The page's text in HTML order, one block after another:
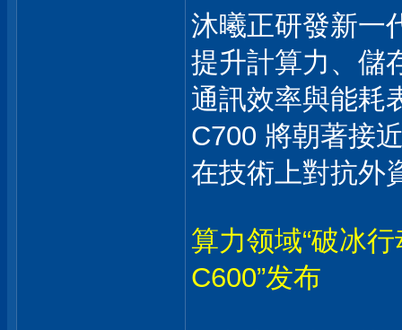
沐曦正研發新一
提升計算力、儲
通訊效率與能耗
C700 將朝著接
在技術上對抗外
算力领域“破冰
C600”发布